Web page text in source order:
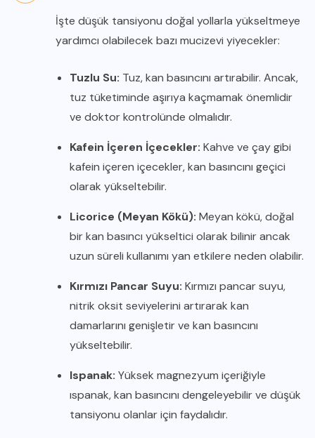
İşte düşük tansiyonu doğal yollarla yükseltmeye
yardımcı olabilecek bazı mucizevi yiyecekler:
Tuzlu Su: Tuz, kan basıncını artırabilir. Ancak,
tuz tüketiminde aşırıya kaçmamak önemlidir
ve doktor kontrolünde olmalıdır.
Kafein İçeren İçecekler: Kahve ve çay gibi
kafein içeren içecekler, kan basıncını geçici
olarak yükseltebilir.
Licorice (Meyan Kökü): Meyan kökü, doğal
bir kan basıncı yükseltici olarak bilinir ancak
uzun süreli kullanımı yan etkilere neden olabilir.
Kırmızı Pancar Suyu: Kırmızı pancar suyu,
nitrik oksit seviyelerini artırarak kan
damarlarını genişletir ve kan basıncını
yükseltebilir.
Ispanak: Yüksek magnezyum içeriğiyle
ıspanak, kan basıncını dengeleyebilir ve düşük
tansiyonu olanlar için faydalıdır.